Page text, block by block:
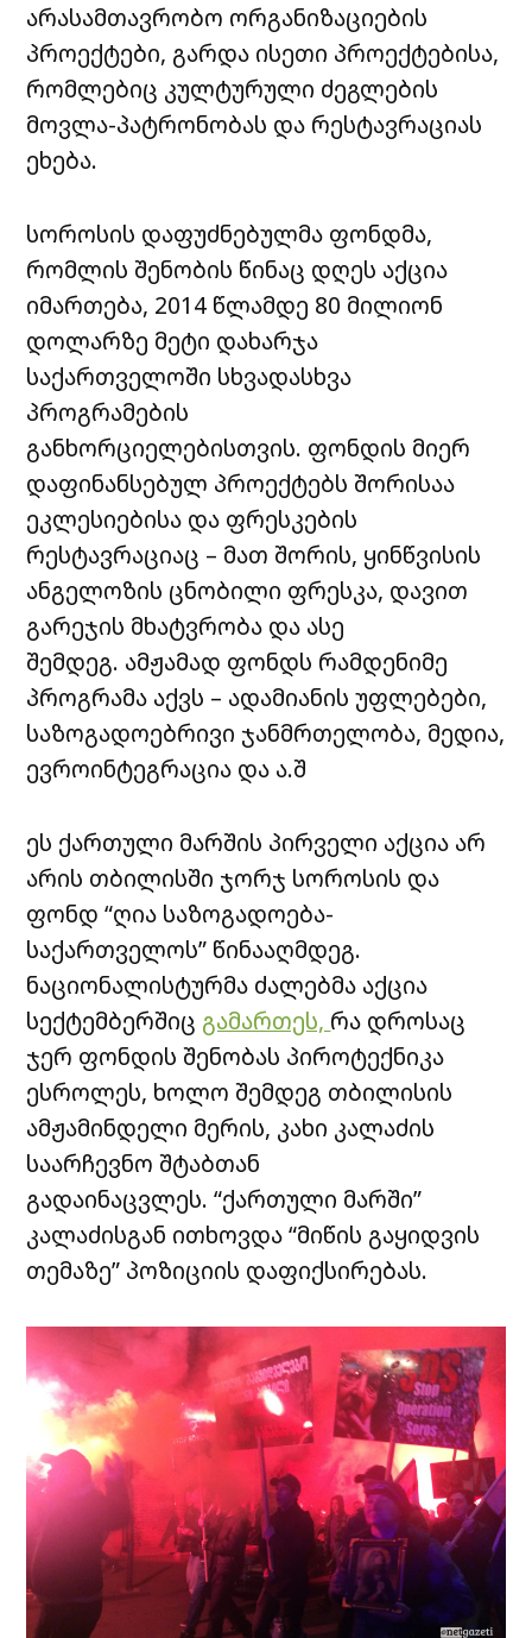
არასამთავრობო ორგანიზაციების
პროექტები, გარდა ისეთი პროექტებისა,
რომლებიც კულტურული ძეგლების
მოვლა-პატრონობას და რესტავრაციას
ეხება.
სოროსის დაფუძნებულმა ფონდმა,
რომლის შენობის წინაც დღეს აქცია
იმართება, 2014 წლამდე 80 მილიონ
დოლარზე მეტი დახარჯა
საქართველოში სხვადასხვა
პროგრამების
განხორციელებისთვის. ფონდის მიერ
დაფინანსებულ პროექტებს შორისაა
ეკლესიებისა და ფრესკების
რესტავრაციაც – მათ შორის, ყინწვისის
ანგელოზის ცნობილი ფრესკა, დავით
გარეჯის მხატვრობა და ასე
შემდეგ. ამჟამად ფონდს რამდენიმე
პროგრამა აქვს – ადამიანის უფლებები,
საზოგადოებრივი ჯანმრთელობა, მედია,
ევროინტეგრაცია და ა.შ
ეს ქართული მარშის პირველი აქცია არ
არის თბილისში ჯორჯ სოროსის და
ფონდ “ღია საზოგადოება-
საქართველოს” წინააღმდეგ.
ნაციონალისტურმა ძალებმა აქცია
სექტემბერშიც გამართეს, რა დროსაც
ჯერ ფონდის შენობას პიროტექნიკა
ესროლეს, ხოლო შემდეგ თბილისის
ამჟამინდელი მერის, კახი კალაძის
საარჩევნო შტაბთან
გადაინაცვლეს. “ქართული მარში”
კალაძისგან ითხოვდა “მიწის გაყიდვის
თემაზე” პოზიციის დაფიქსირებას.